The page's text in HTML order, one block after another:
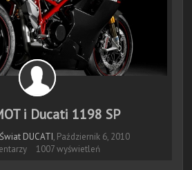
i Ducati 1198 SP
Świat DUCATI, Październik 6, 2010
1007 wyświetleń